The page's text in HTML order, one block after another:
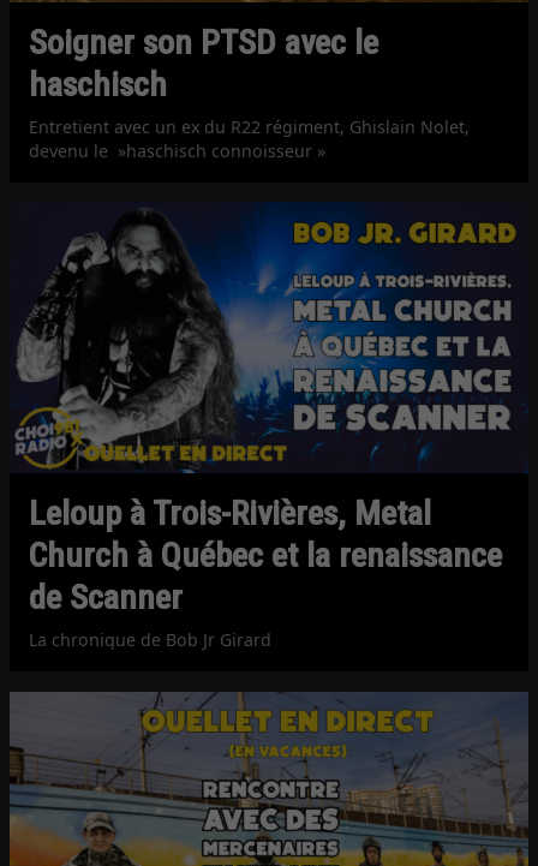
Soigner son PTSD avec le
haschisch
Entretient avec un ex du R22 régiment, Ghislain Nolet,
devenu le »haschisch connoisseur »
Leloup à Trois-Rivières, Metal
Church à Québec et la renaissance
de Scanner
La chronique de Bob Jr Girard